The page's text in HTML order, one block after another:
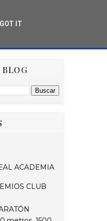
DEL MES
BLOG
ACADEMIA
CLUB
GOT IT